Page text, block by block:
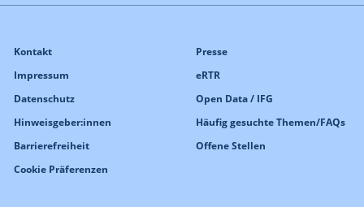
Kontakt
Impressum
Datenschutz
Hinweisgeber:innen
Barrierefreiheit
Cookie Präferenzen
Presse
eRTR
Open Data / IFG
Häufig gesuchte Themen/FAQs
Offene Stellen